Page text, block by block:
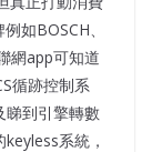
如BOSCH、
網app可知道
循跡控制系
睇到引擎轉數
系統，